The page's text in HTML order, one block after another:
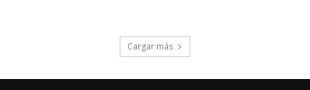
Cargar más